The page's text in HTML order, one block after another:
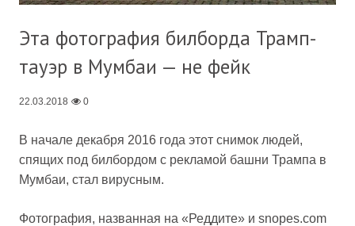
Эта фотография билборда Трамп-
тауэр в Мумбаи — не фейк
22.03.2018 0
В начале декабря 2016 года этот снимок людей,
спящих под билбордом с рекламой башни Трампа в
Мумбаи, стал вирусным.
Фотография, названная на «Реддите» и snopes.com